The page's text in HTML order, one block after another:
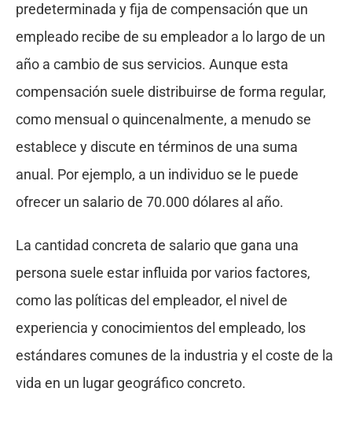
predeterminada y fija de compensación que un
empleado recibe de su empleador a lo largo de un
año a cambio de sus servicios. Aunque esta
compensación suele distribuirse de forma regular,
como mensual o quincenalmente, a menudo se
establece y discute en términos de una suma
anual. Por ejemplo, a un individuo se le puede
ofrecer un salario de 70.000 dólares al año.
La cantidad concreta de salario que gana una
persona suele estar influida por varios factores,
como las políticas del empleador, el nivel de
experiencia y conocimientos del empleado, los
estándares comunes de la industria y el coste de la
vida en un lugar geográfico concreto.